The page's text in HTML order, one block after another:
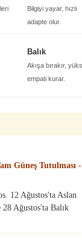
Bilgiyi yayar, hızlı
adapte olur.
Balık
Akışa bırakır,
empati kurar.
Güneş Tutulması -
12 Ağustos'ta Aslan
Ağustos'ta Balık